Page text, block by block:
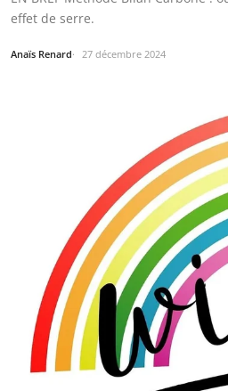
effet de serre.
Anaïs Renard 27 décembre 2024